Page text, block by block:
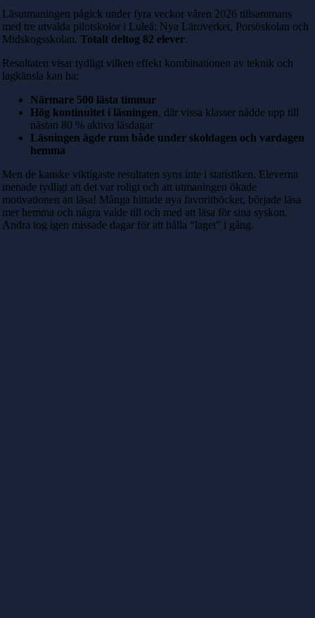
Läsutmaningen pågick under fyra veckor våren 2026 tillsammans
med tre utvalda pilotskolor i Luleå: Nya Läroverket, Porsöskolan och
Midskogsskolan. Totalt deltog 82 elever.
Resultaten visar tydligt vilken effekt kombinationen av teknik och
lagkänsla kan ha:
Närmare 500 lästa timmar
Hög kontinuitet i läsningen, där vissa klasser nådde upp till
nästan 80 % aktiva läsdagar
Läsningen ägde rum både under skoldagen och vardagen
hemma
Men de kanske viktigaste resultaten syns inte i statistiken. Eleverna
menade tydligt att det var roligt och att utmaningen ökade
motivationen att läsa! Många hittade nya favoritböcker, började läsa
mer hemma och några valde till och med att läsa för sina syskon.
Andra tog igen missade dagar för att hålla “laget” i gång.